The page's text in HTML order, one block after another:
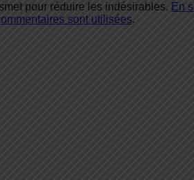
pour réduire les indésirables. En
sont utilisées.